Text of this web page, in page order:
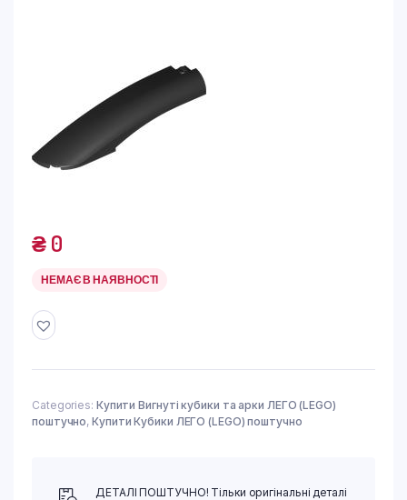
₴0
НЕМАЄ В НАЯВНОСТІ
Categories: Купити Вигнуті кубики та арки ЛЕГО (LEGO)
поштучно,Купити Кубики ЛЕГО (LEGO) поштучно
ДЕТАЛІ ПОШТУЧНО! Тільки оригінальні деталі